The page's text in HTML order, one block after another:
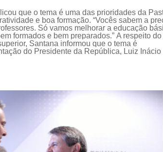
que o tema é uma das prioridades da
e boa formação. “Vocês sabem a
Só vamos melhorar a educação
formados e bem preparados.”A respeito do
Santana informou que o tema é
do Presidente da República, Luiz Inácio